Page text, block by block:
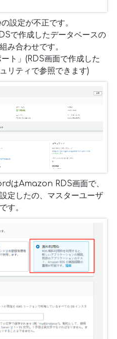
設定が不正です。
で作成したデータベースの
み合わせです。
ト」(RDS画面で作成した
リティで参照できます)
はAmazon RDS画面で、
定したの、マスターユーザ
す。